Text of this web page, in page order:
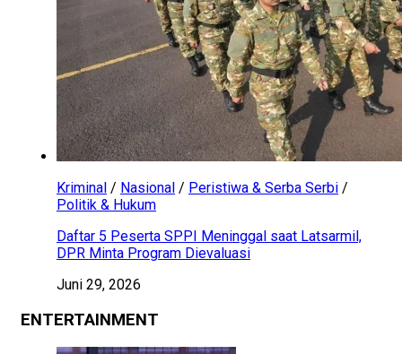
Kriminal / Nasional / Peristiwa & Serba Serbi /
Politik & Hukum
Daftar 5 Peserta SPPI Meninggal saat Latsarmil,
DPR Minta Program Dievaluasi
Juni 29, 2026
ENTERTAINMENT